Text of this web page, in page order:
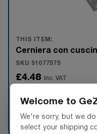
THIS ITEM:
Cerniera con
SKU 51077575
£4.48 Inc. VAT
−
Add 3 more for 5% off
Welcome to
We're sorry, but we
select your shipping